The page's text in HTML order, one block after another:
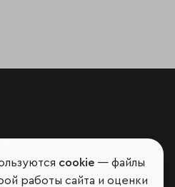
cookie — файлы
работы сайта и оценки